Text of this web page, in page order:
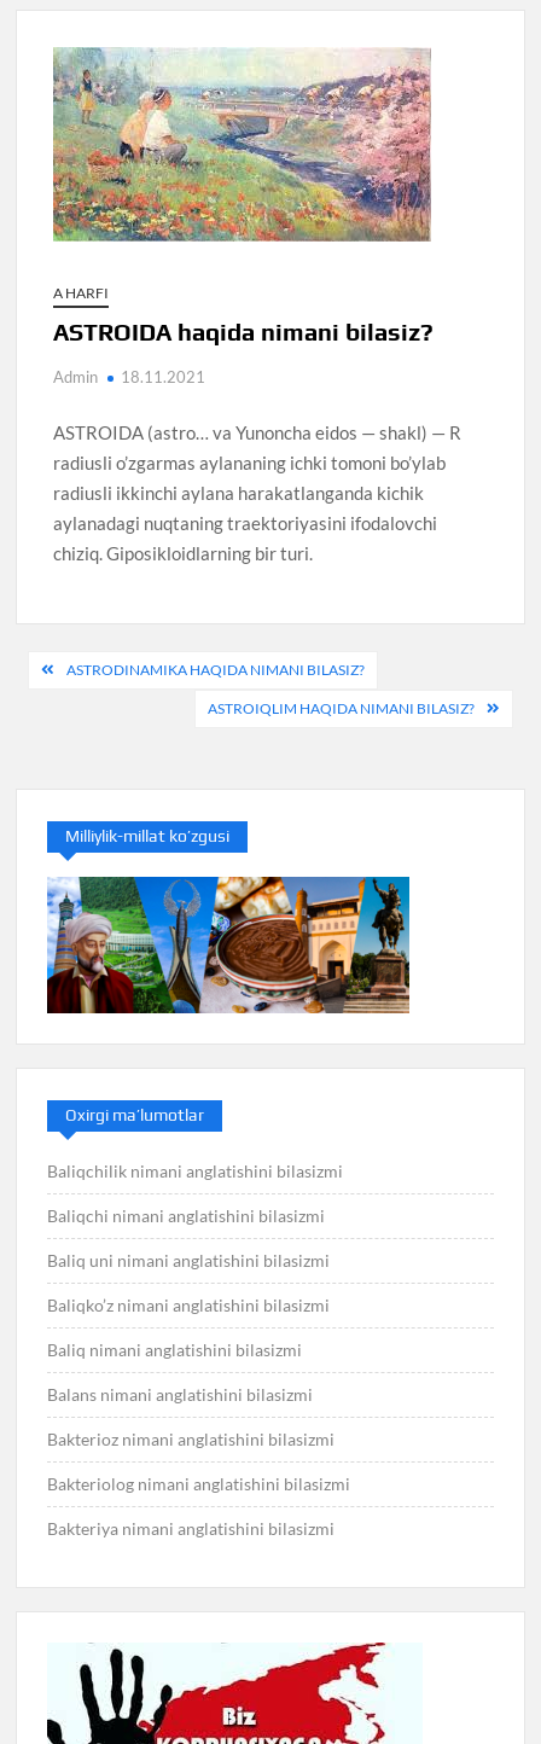
A HARFI
ASTROIDA haqida nimani bilasiz?
Admin 18.11.2021
ASTROIDA (astro… va Yunoncha eidos — shakl) — R
radiusli o’zgarmas aylananing ichki tomoni bo’ylab
radiusli ikkinchi aylana harakatlanganda kichik
aylanadagi nuqtaning traektoriyasini ifodalovchi
chiziq. Giposikloidlarning bir turi.
PostASTRODINAMIKA HAQIDA NIMANI BILASIZ?
ASTROIQLIM HAQIDA NIMANI BILASIZ?
Milliylik-millat ko’zgusi
Oxirgi ma’lumotlar
Baliqchilik nimani anglatishini bilasizmi
Baliqchi nimani anglatishini bilasizmi
Baliq uni nimani anglatishini bilasizmi
Baliqko’z nimani anglatishini bilasizmi
Baliq nimani anglatishini bilasizmi
Balans nimani anglatishini bilasizmi
Bakterioz nimani anglatishini bilasizmi
Bakteriolog nimani anglatishini bilasizmi
Bakteriya nimani anglatishini bilasizmi